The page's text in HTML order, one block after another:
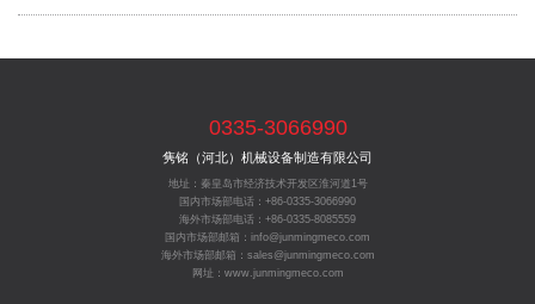
0335-3066990
隽铭（河北）机械设备制造有限公司
地址：秦皇岛市经济技术开发区淮河道1号
国内市场部电话：+86-0335-3066990
海外市场部电话：+86-0335-8085559
国内市场部邮箱：info@junmingmeco.com
海外市场部邮箱：sales@junmingmeco.com
网址：www.junmingmeco.com